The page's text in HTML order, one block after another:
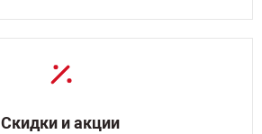
Скидки и акции